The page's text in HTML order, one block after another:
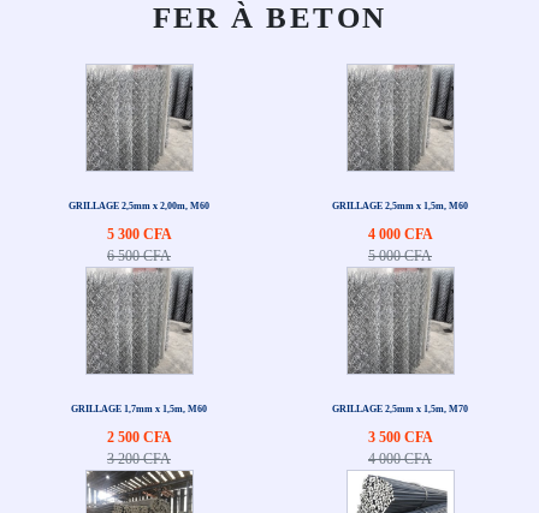
FER À BETON
GRILLAGE 2,5mm x 2,00m, M60
5 300 CFA
6 500 CFA
GRILLAGE 2,5mm x 1,5m, M60
4 000 CFA
5 000 CFA
GRILLAGE 1,7mm x 1,5m, M60
2 500 CFA
3 200 CFA
GRILLAGE 2,5mm x 1,5m, M70
3 500 CFA
4 000 CFA